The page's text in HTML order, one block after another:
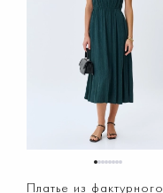
12345678
Платье из фактурного